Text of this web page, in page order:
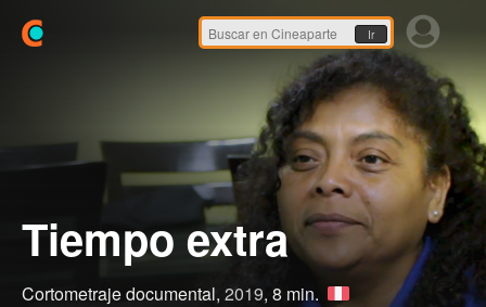
Ir
Tiempo extra
Cortometraje documental, 2019, 8 min.